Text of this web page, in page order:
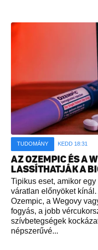
TUDOMÁNY KEDD 18:31
AZ OZEMPIC ÉS A
LASSÍTHATJÁK A
Tipikus eset, amikor
váratlan előnyöket
Ozempic, a Wegovy
fogyás, a jobb
szívbetegségek
népszerűvé...